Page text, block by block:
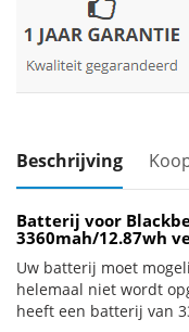
Beschrijving
Batterij voor
3360mah/12.87wh
Uw batterij moet
helemaal niet wordt
heeft een batterij van